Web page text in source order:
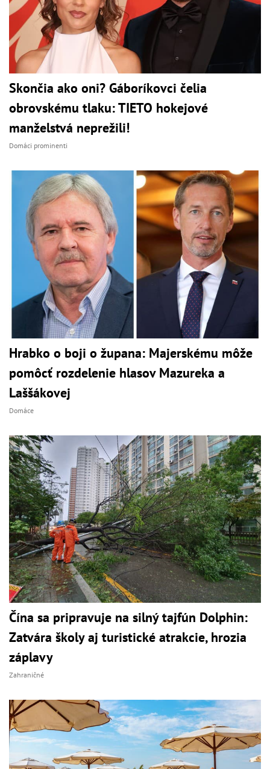
Skončia ako oni? Gáboríkovci čelia
obrovskému tlaku: TIETO hokejové
manželstvá neprežili!
Domáci prominenti
Hrabko o boji o župana: Majerskému môže
pomôcť rozdelenie hlasov Mazureka a
Laššákovej
Domáce
Čína sa pripravuje na silný tajfún Dolphin:
Zatvára školy aj turistické atrakcie, hrozia
záplavy
Zahraničné